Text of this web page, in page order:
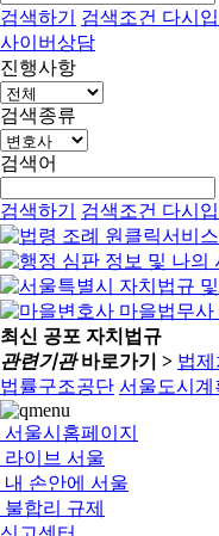
검색하기
검색조건 다시
사이버상담
진행사항
검색종류
검색어
검색하기 검색조건 다시
최신 공포 자치법규
관련기관바로가기 > 법
법률구조공단 서울도시계
서울시홈페이지
라이브 서울
내 손안에 서울
불합리 규제